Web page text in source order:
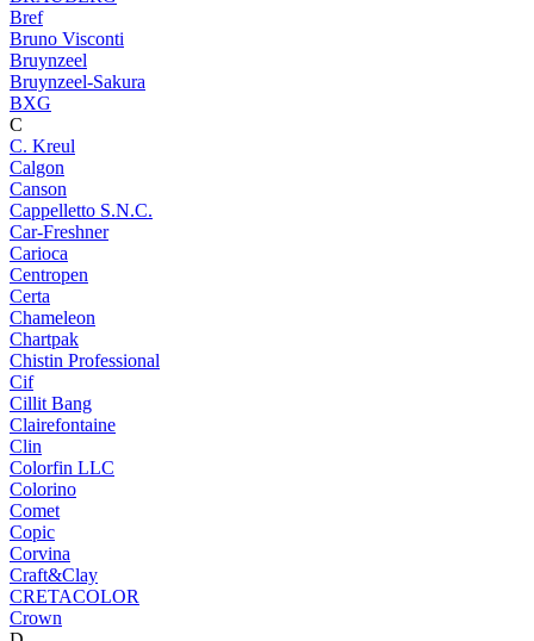
Bref
Bruno Visconti
Bruynzeel
Bruynzeel-Sakura
BXG
C
C. Kreul
Calgon
Canson
Cappelletto S.N.C.
Car-Freshner
Carioca
Centropen
Certa
Chameleon
Chartpak
Chistin Professional
Cif
Cillit Bang
Clairefontaine
Clin
Colorfin LLC
Colorino
Comet
Copic
Corvina
Craft&Clay
CRETACOLOR
Crown